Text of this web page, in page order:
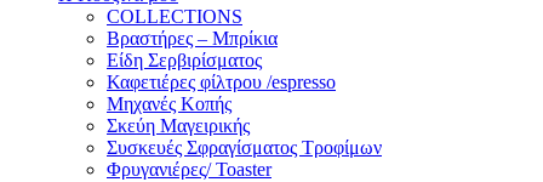
COLLECTIONS
Βραστήρες – Μπρίκια
Είδη Σερβιρίσματος
Καφετιέρες φίλτρου /espresso
Μηχανές Κοπής
Σκεύη Μαγειρικής
Συσκευές Σφραγίσματος Τροφίμων
Φρυγανιέρες/ Toaster